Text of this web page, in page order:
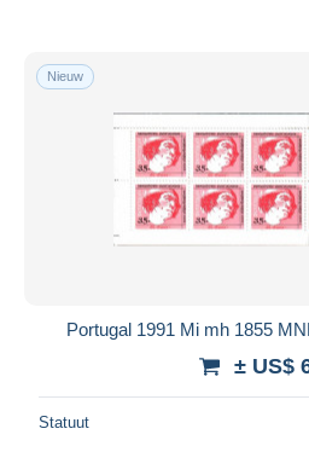
Nieuw
Portugal 1991 Mi mh 1855
± US$
Statuut